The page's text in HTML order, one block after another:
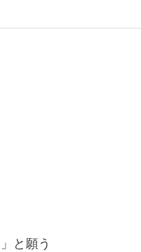
と願う